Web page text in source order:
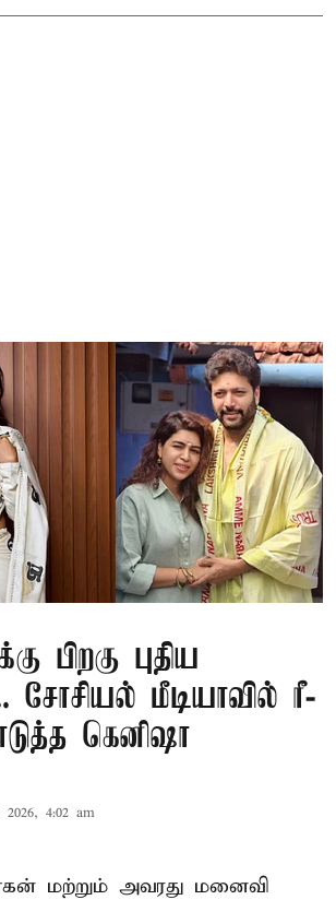
பிறகு புதிய
மீடியாவில் ரீ-
கெனிஷா
4:02 am
மற்றும் அவரது மனைவி